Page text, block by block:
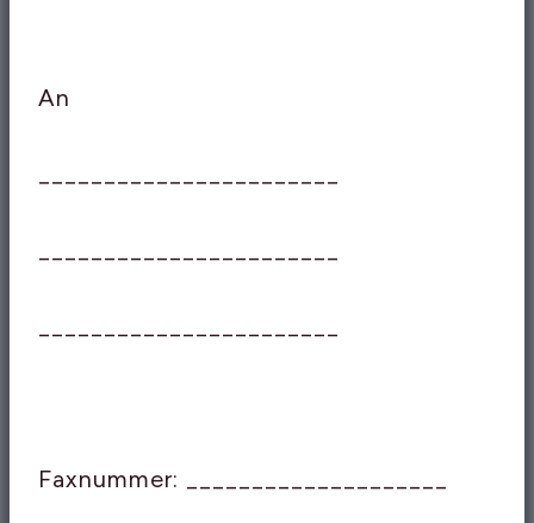
An
_______________________
_______________________
_______________________
Faxnummer: ____________________